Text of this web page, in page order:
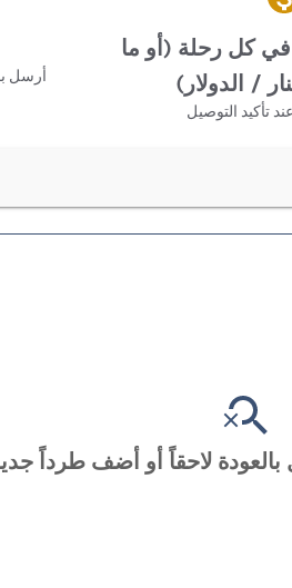
حتى 30€ في كل رحلة (أو ما
/ الدولار)
تأكيد التوصيل
أرسل
بالعودة لاحقاً أو أضف طرداً